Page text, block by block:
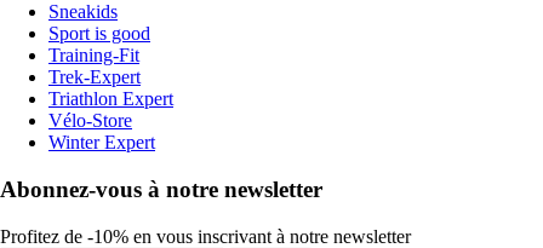
Sneakids
Sport is good
Training-Fit
Trek-Expert
Triathlon Expert
Vélo-Store
Winter Expert
Abonnez-vous à notre newsletter
Profitez de -10% en vous inscrivant à notre newsletter